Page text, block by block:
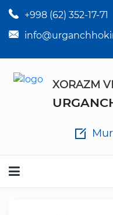
+998 (62) 352-17-71
XORAZM
Tuman hokim qarorlari
Tuman hokimi
Tuman hokimligi ish